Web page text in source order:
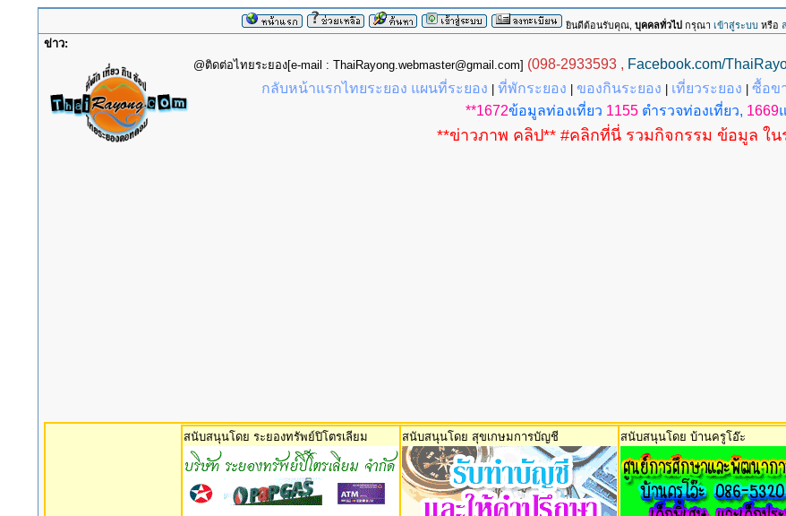
ยินดีต้อนรับคุณ, บุคคลทั่วไป กรุณา เข้าสู่ระบบ หรือ
ข่าว:
@ติดต่อไทยระยอง[e-mail : ThaiRayong.webmaster@gmail.com] (098-2933593 , Facebook.com/
กลับหน้าแรกไทยระยอง แผนที่ระยอง |ที่พักระยอง |ของกินระยอง เที่ยวระยอง |ซื้อข
**1672ข้อมูลท่องเที่ยว 1155ตำรวจท่องเที่ยว, 1669
**ข่าวภาพ คลิป** #คลิกที่นี่ รวมกิจกรรม ข้อมูล ใน
สนับสนุนโดย ระยองทรัพย์ปิโตรเลียม สนับสนุนโดย สุขเกษมการบัญชี สนับสนุนโดย บ้านครูโอ๊ะ